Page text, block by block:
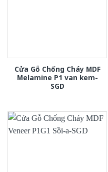
Cửa Gỗ Chống Cháy MDF
Melamine P1 van kem-
SGD